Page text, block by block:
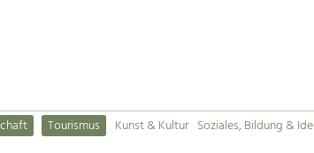
Tourismus Kunst & Kultur Soziales, Bildung &